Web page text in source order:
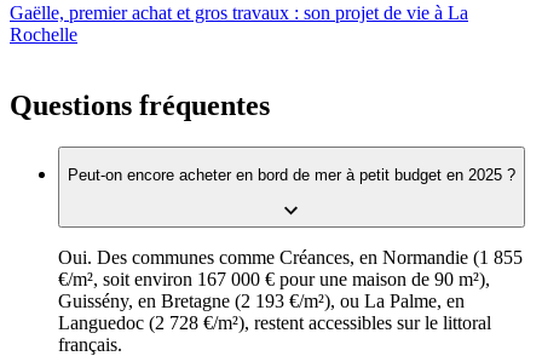
Gaëlle, premier achat et gros travaux : son projet de vie à La
Rochelle
Questions fréquentes
Peut-on encore acheter en bord de mer à petit budget en 2025 ?
Oui. Des communes comme Créances, en Normandie (1 855
€/m², soit environ 167 000 € pour une maison de 90 m²),
Guissény, en Bretagne (2 193 €/m²), ou La Palme, en
Languedoc (2 728 €/m²), restent accessibles sur le littoral
français.